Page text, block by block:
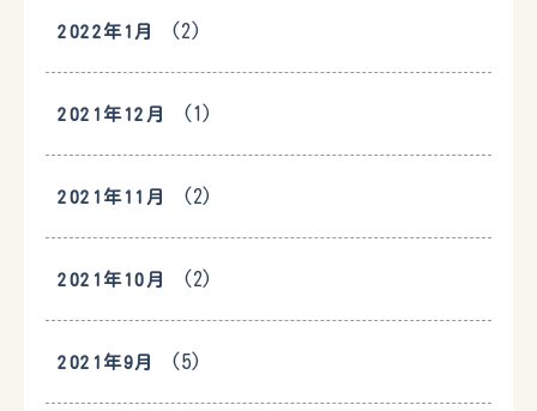
2022年1月 (2)
2021年12月 (1)
2021年11月 (2)
2021年10月 (2)
2021年9月 (5)